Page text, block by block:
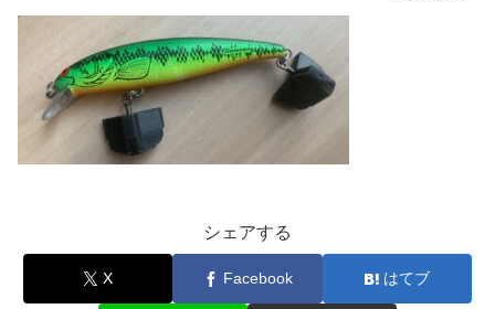
シェアする
X Facebook はてブ